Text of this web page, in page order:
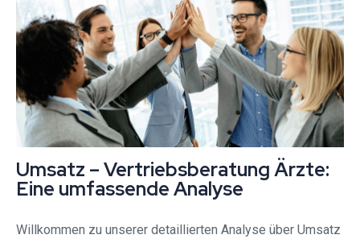
Umsatz – Vertriebsberatung Ärzte:
Eine umfassende Analyse
Willkommen zu unserer detaillierten Analyse über Umsatz